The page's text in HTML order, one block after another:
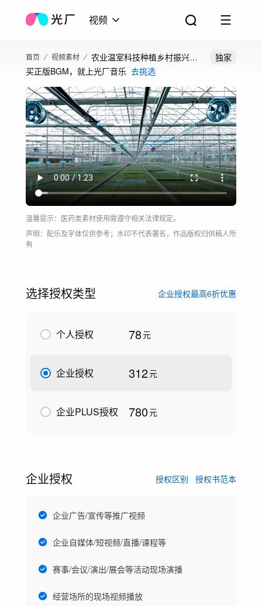
视频
首页 视频素材
农业温室科技种植乡村振兴农
田智慧育苗大棚
独家
买正版BGM，就上光厂音乐 去挑选
温馨提示：医药类素材使用需遵守相关法律规定。
声明：配乐及字体仅供参考；水印不代表署名，作品版权归供稿人所
有
选择授权类型 企业授权最高6折优惠
个人授权 78元
企业授权 312元
企业PLUS授权 780元
企业授权 授权区别 授权书范本
企业广告/宣传等推广视频
企业自媒体/短视频/直播/课程等
赛事/会议/演出/展会等活动现场演播
经营场所的现场视频播放